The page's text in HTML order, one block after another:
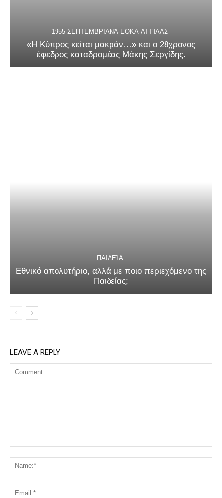
1955-ΣΕΠΤΕΜΒΡΙΑΝΆ-ΕΟΚΑ-ΑΤΤΊΛΑΣ
«Η Κύπρος κείται μακράν…» και ο 28χρονος
έφεδρος καταδρομέας Μάκης Σεργίδης.
ΠΑΙΔΕΊΑ
Εθνικό απολυτήριο, αλλά με ποιο περιεχόμενο της
Παιδείας;
LEAVE A REPLY